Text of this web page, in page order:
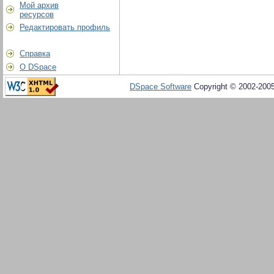
Мой архив
ресурсов
Редактировать профиль
Справка
О DSpace
DSpace Software Copyright © 2002-